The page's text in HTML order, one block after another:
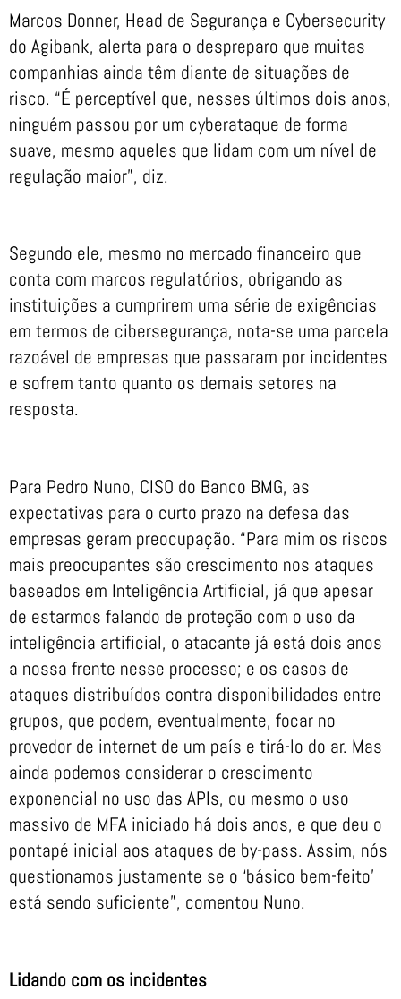
Marcos Donner, Head de Segurança e Cybersecurity
do Agibank, alerta para o despreparo que muitas
companhias ainda têm diante de situações de
risco. “É perceptível que, nesses últimos dois anos,
ninguém passou por um cyberataque de forma
suave, mesmo aqueles que lidam com um nível de
regulação maior”, diz.
Segundo ele, mesmo no mercado financeiro que
conta com marcos regulatórios, obrigando as
instituições a cumprirem uma série de exigências
em termos de cibersegurança, nota-se uma parcela
razoável de empresas que passaram por incidentes
e sofrem tanto quanto os demais setores na
resposta.
Para Pedro Nuno, CISO do Banco BMG, as
expectativas para o curto prazo na defesa das
empresas geram preocupação. “Para mim os riscos
mais preocupantes são crescimento nos ataques
baseados em Inteligência Artificial, já que apesar
de estarmos falando de proteção com o uso da
inteligência artificial, o atacante já está dois anos
a nossa frente nesse processo; e os casos de
ataques distribuídos contra disponibilidades entre
grupos, que podem, eventualmente, focar no
provedor de internet de um país e tirá-lo do ar. Mas
ainda podemos considerar o crescimento
exponencial no uso das APIs, ou mesmo o uso
massivo de MFA iniciado há dois anos, e que deu o
pontapé inicial aos ataques de by-pass. Assim, nós
questionamos justamente se o ‘básico bem-feito’
está sendo suficiente”, comentou Nuno.
Lidando com os incidentes